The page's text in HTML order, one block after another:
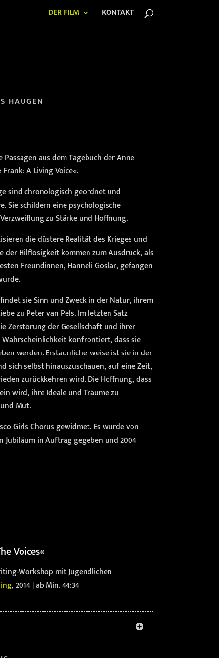
DER FILM KONTAKT
HAUGEN
aus dem Tagebuch der Anne
A Living Voice«.
sind chronologisch geordnet und
Sie schildern eine psychologische
zu Stärke und Hoffnung.
die düstere Realität des Krieges und
der Hilflosigkeit kommen zum Ausdruck, als
Freundinnen, Hanneli Goslar, gefangen
sie Sinn und Zweck in der Natur, ihrem
zu Peter van Pels. Im letzten Satz
Zerstörung der Gesellschaft und ihrer
konfrontiert, dass sie
werden. Erstaunlicherweise ist sie in der
sich selbst hinauszuschauen, auf eine Zeit,
zurückkehren wird. Die Hoffnung, dass
wird, ihre Ideale und Träume zu
Mut.
Girls Chorus gewidmet. Es wurde von
Jubiläum in Auftrag gegeben und 2004
Voices«
Workshop mit Jugendlichen
, 2014 | ab Min. 44:34